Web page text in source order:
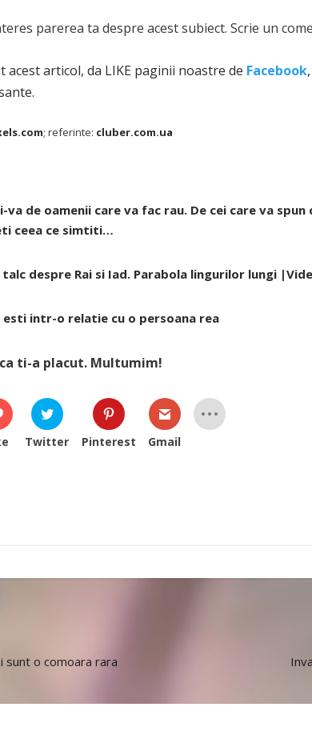
parerea ta despre acest subiect. Scrie un
acest articol, da LIKE paginii noastre de Facebook
; referinte: cluber.com.ua
de oamenii care va fac rau. De cei care va
ceea ce simtiti…
despre Rai si Iad. Parabola lingurilor lungi
esti intr-o relatie cu o persoana rea
ti-a placut. Multumim!
Twitter Pinterest Gmail
sunt o comoara rara